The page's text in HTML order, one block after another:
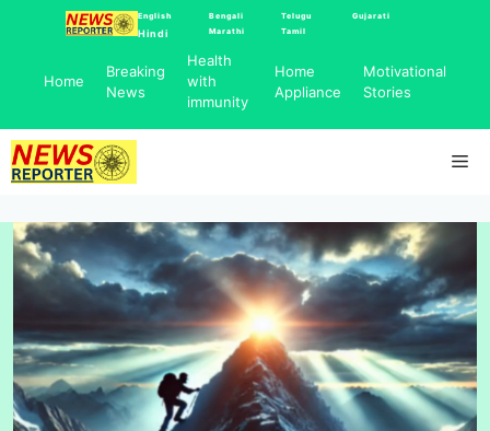
English
Hindi
Bengali
Marathi
Telugu
Tamil
Gujarati
Home
Breaking
News
Health
with
immunity
Home
Appliance
Motivational
Stories